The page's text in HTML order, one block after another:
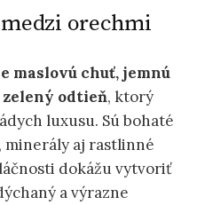
orechmi
maslovú chuť, jemnú
odtieň, ktorý
luxusu. Sú bohaté
minerály aj rastlinné
dokážu vytvoriť
a výrazne